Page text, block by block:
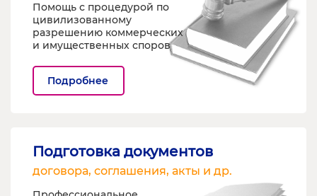
Помощь с процедурой по
цивилизованному
разрешению коммерческих
и имущественных споров
Подробнее
Подготовка документов
договора, соглашения, акты и др.